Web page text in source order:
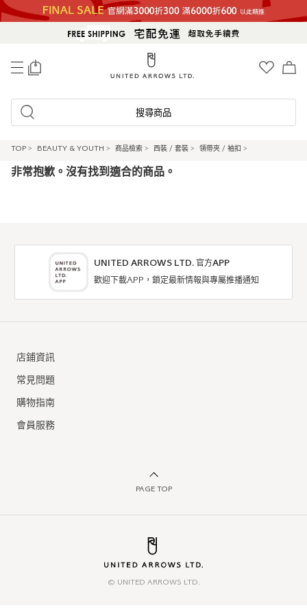
搜尋商品
TOP > BEAUTY & YOUTH > 商品檢索 > 西裝 / 套裝 > 領帶夾 / 袖扣 >
非常抱歉。沒有找到適合的商品。
UNITED ARROWS LTD. 官方APP
歡迎下載APP，鎖定最新情報與專屬推播通知
店鋪資訊
常見問題
購物指南
會員服務
PAGE TOP
© UNITED ARROWS LTD.